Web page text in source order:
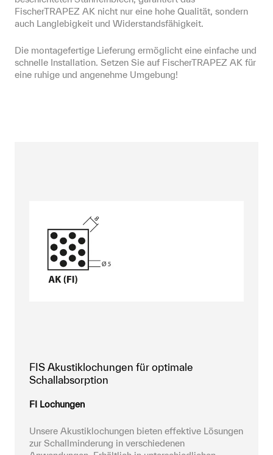
FischerTRAPEZ AK nicht nur eine hohe Qualität, sondern
auch Langlebigkeit und Widerstandsfähigkeit.
Die montagefertige Lieferung ermöglicht eine einfache und
schnelle Installation. Setzen Sie auf FischerTRAPEZ AK für
eine ruhige und angenehme Umgebung!
FIS Akustiklochungen für optimale
Schallabsorption
FI Lochungen
Unsere Akustiklochungen bieten effektive Lösungen
zur Schallminderung in verschiedenen